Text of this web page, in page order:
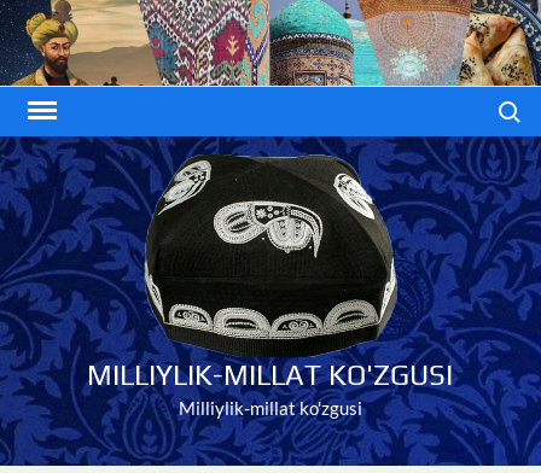
Skip
to
content
MILLIYLIK-MILLAT KO'ZGUSI
Milliylik-millat ko'zgusi